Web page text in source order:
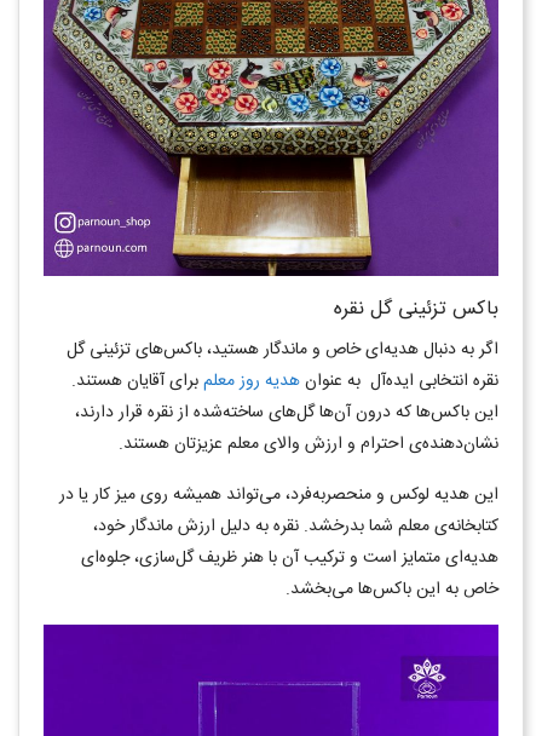
باکس تزئینی گل نقره
اگر به دنبال هدیه‌ای خاص و ماندگار هستید، باکس‌های تزئینی گل
نقره انتخابی ایده‌آل به عنوانهدیه روز معلمبرای آقایان هستند.
این باکس‌ها که درون آن‌ها گل‌های ساخته‌شده از نقره قرار دارند،
نشان‌دهنده‌ی احترام و ارزش والای معلم عزیزتان هستند.
این هدیه لوکس و منحصر‌به‌فرد، می‌تواند همیشه روی میز کار یا در
کتابخانه‌ی معلم شما بدرخشد. نقره به دلیل ارزش ماندگار خود،
هدیه‌ای متمایز است و ترکیب آن با هنر ظریف گل‌سازی، جلوه‌ای
خاص به این باکس‌ها می‌بخشد.